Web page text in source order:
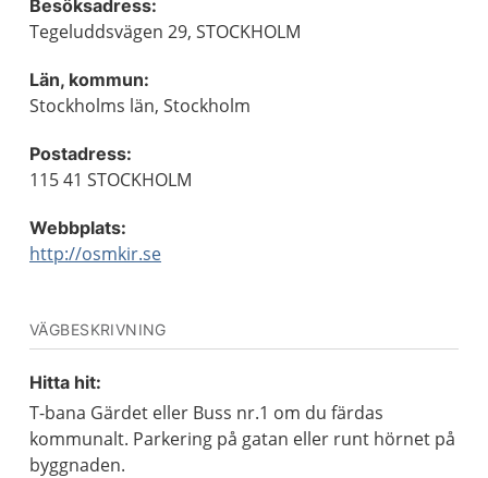
Besöksadress:
Tegeluddsvägen 29, STOCKHOLM
Län, kommun:
Stockholms län, Stockholm
Postadress:
115 41 STOCKHOLM
Webbplats:
http://osmkir.se
VÄGBESKRIVNING
Hitta hit:
T-bana Gärdet eller Buss nr.1 om du färdas
kommunalt. Parkering på gatan eller runt hörnet på
byggnaden.